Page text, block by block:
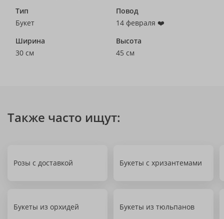
Тип
Букет
Повод
14 февраля ❤️
Ширина
30 см
Высота
45 см
Также часто ищут:
Розы с доставкой Букеты с хризантемами
Букеты из орхидей Букеты из тюльпанов